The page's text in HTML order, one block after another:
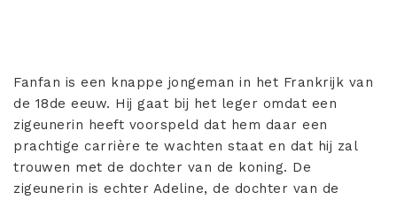
Fanfan is een knappe jongeman in het Frankrijk van
de 18de eeuw. Hij gaat bij het leger omdat een
zigeunerin heeft voorspeld dat hem daar een
prachtige carrière te wachten staat en dat hij zal
trouwen met de dochter van de koning. De
zigeunerin is echter Adeline, de dochter van de